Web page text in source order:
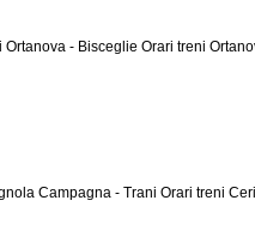
Ortanova - Bisceglie Orari treni
Campagna - Trani Orari treni